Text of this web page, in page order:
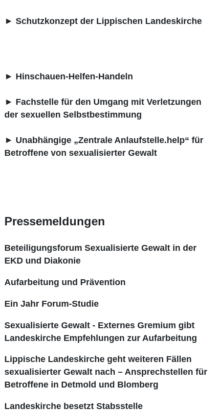
► Schutzkonzept der Lippischen Landeskirche
► Hinschauen-Helfen-Handeln
► Fachstelle für den Umgang mit Verletzungen
der sexuellen Selbstbestimmung
► Unabhängige „Zentrale Anlaufstelle.help“ für
Betroffene von sexualisierter Gewalt
Pressemeldungen
Beteiligungsforum Sexualisierte Gewalt in der
EKD und Diakonie
Aufarbeitung und Prävention
Ein Jahr Forum-Studie
Sexualisierte Gewalt - Externes Gremium gibt
Landeskirche Empfehlungen zur Aufarbeitung
Lippische Landeskirche geht weiteren Fällen
sexualisierter Gewalt nach – Ansprechstellen für
Betroffene in Detmold und Blomberg
Landeskirche besetzt Stabsstelle